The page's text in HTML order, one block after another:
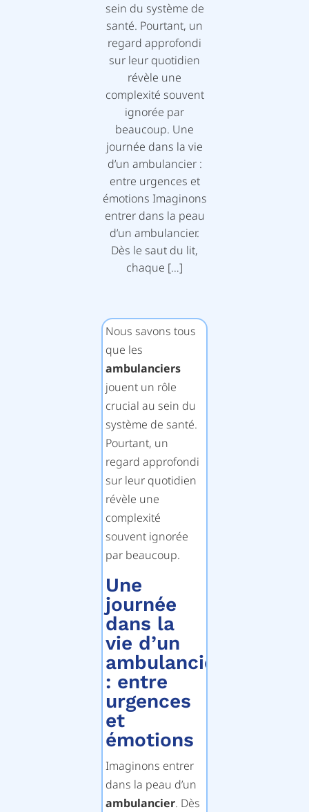
sein du système de
santé. Pourtant, un
regard approfondi
sur leur quotidien
révèle une
complexité souvent
ignorée par
beaucoup. Une
journée dans la vie
d’un ambulancier :
entre urgences et
émotions Imaginons
entrer dans la peau
d’un ambulancier.
Dès le saut du lit,
chaque […]
Nous savons tous
que les
ambulanciers
jouent un rôle
crucial au sein du
système de santé.
Pourtant, un
regard approfondi
sur leur quotidien
révèle une
complexité
souvent ignorée
par beaucoup.
Une
journée
dans la
vie d’un
ambulancier
: entre
urgences
et
émotions
Imaginons entrer
dans la peau d’un
ambulancier. Dès